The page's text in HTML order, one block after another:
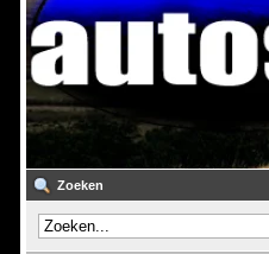
Zoeken